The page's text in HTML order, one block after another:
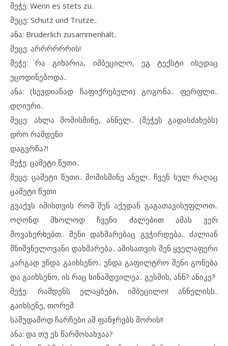
მეჭე: Wenn es stets zu..
მეცე: Schutz und Trutze..
ანა: Brüderlich zusammenhält..
მეცე: არრრრრრის!
მეჭე: რა გიხარია, იმბეცილო, ეგ ტექსტი ისედაც
ეცოდინებოდა..
ანა: (სევდიანად ჩაფიქრებული) გოგონა.. ფერფლი..
დღიური..
მეცე: ახლა მომისმინე, ანნელ.. (მეჭეს გადასძახებს)
დრო რამდენი
დაგვრჩა?!
მეჭე: ცამეტი წუთი..
მეცე: ცამეტი წუთი.. მომისმინე ანელ.. ჩვენ სულ რაღაც
ცამეტი წუთი
გვაქვს იმისთვის რომ შენ აქედან გაგათავისუფლოთ..
ოღონდ მხოლოდ ჩვენი ძალებით ამას ვერ
მოვახერხებთ.. შენი დახმარებაც გვჭირდება.. ძალიან
მნიშვნელოვანი დახმარება.. ამისათვის შენ ყველაფერი
კარგად უნდა გაიხსენო.. უნდა გაფილტრო შენი გონება
და გაიხსენო, ის რაც სინამდვილეა.. გესმის, ანნ? ანიკე?
მეჭე: რამდენს ელაყბები, იმბეცილო! ანნელისს..
გაიხსენე, თორემ
სამუდამოდ ჩარჩები ამ ფანჯრებს შორის!!
ანა: და თუ ეს წარმოსახვაა?